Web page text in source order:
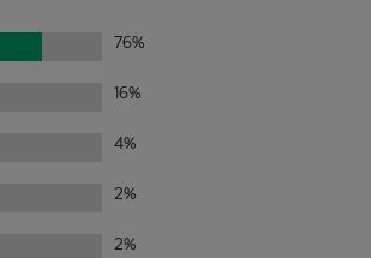
76%
16%
4%
2%
2%